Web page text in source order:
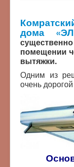
дома
помещении
вытяжки.
Одним из
очень